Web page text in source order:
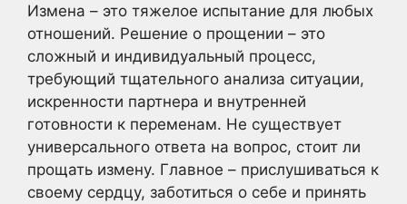
Измена – это тяжелое испытание для любых
отношений. Решение о прощении – это
сложный и индивидуальный процесс,
требующий тщательного анализа ситуации,
искренности партнера и внутренней
готовности к переменам. Не существует
универсального ответа на вопрос, стоит ли
прощать измену. Главное – прислушиваться к
своему сердцу, заботиться о себе и принять